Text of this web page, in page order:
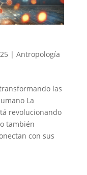
| Antropología
las
La
revolucionando
también
con sus